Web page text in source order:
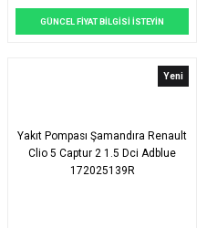
GÜNCEL FİYAT BİLGİSİ İSTEYİN
Yeni
Yakıt Pompası Şamandıra Renault
Clio 5 Captur 2 1.5 Dci Adblue
172025139R